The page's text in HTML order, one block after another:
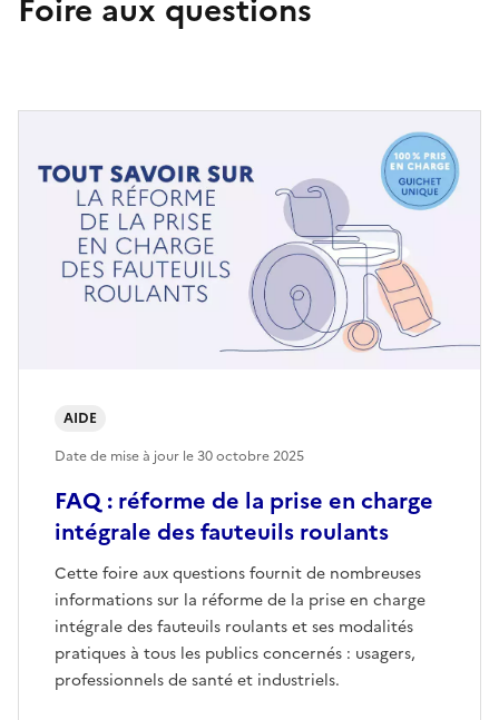
Foire aux questions
FAQ : réforme de la prise en charge
intégrale des fauteuils roulants
Cette foire aux questions fournit de nombreuses
informations sur la réforme de la prise en charge
intégrale des fauteuils roulants et ses modalités
pratiques à tous les publics concernés : usagers,
professionnels de santé et industriels.
AIDE
Date de mise à jour le30 octobre 2025